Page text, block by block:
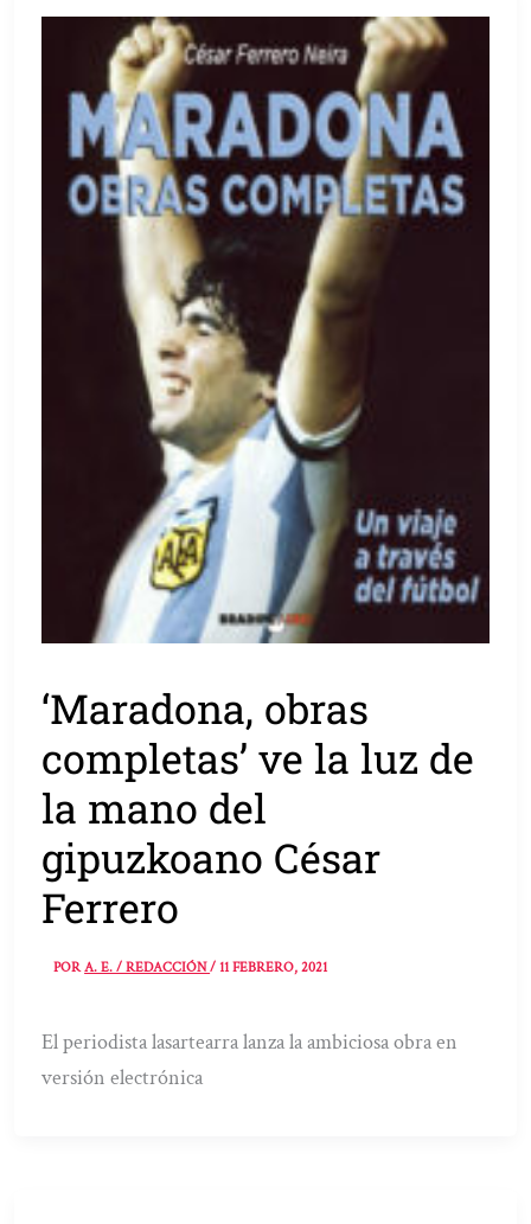
‘Maradona, obras
completas’ ve la luz de
la mano del
gipuzkoano César
Ferrero
PORA. E. / REDACCIÓN/11 FEBRERO, 2021
El periodista lasartearra lanza la ambiciosa obra en
versión electrónica